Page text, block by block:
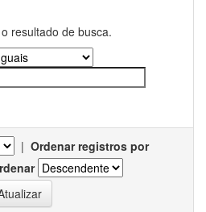
resultado de busca.
| Ordenar registros por